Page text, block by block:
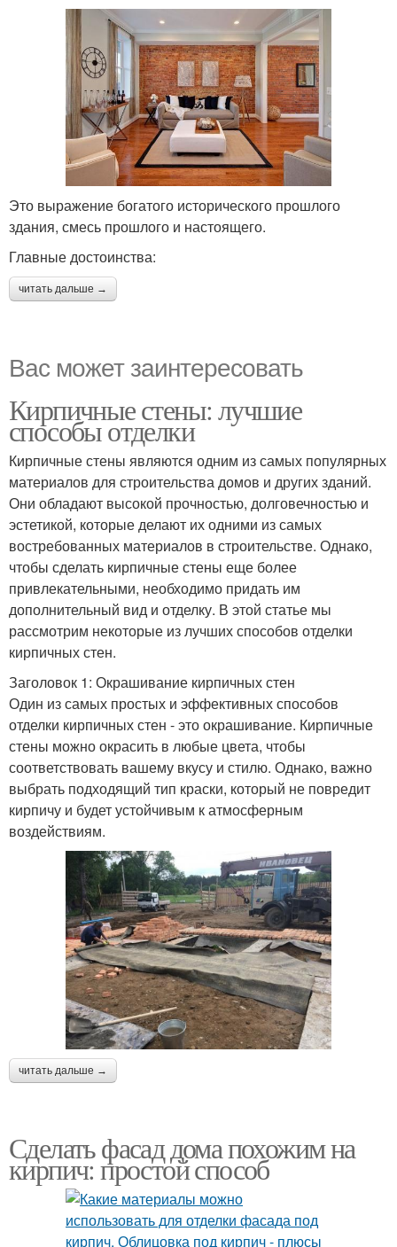
Это выражение богатого исторического прошлого
здания, смесь прошлого и настоящего.
Главные достоинства:
читать дальше →
Вас может заинтересовать
Кирпичные стены: лучшие
способы отделки
Кирпичные стены являются одним из самых популярных
материалов для строительства домов и других зданий.
Они обладают высокой прочностью, долговечностью и
эстетикой, которые делают их одними из самых
востребованных материалов в строительстве. Однако,
чтобы сделать кирпичные стены еще более
привлекательными, необходимо придать им
дополнительный вид и отделку. В этой статье мы
рассмотрим некоторые из лучших способов отделки
кирпичных стен.
Заголовок 1: Окрашивание кирпичных стен
Один из самых простых и эффективных способов
отделки кирпичных стен - это окрашивание. Кирпичные
стены можно окрасить в любые цвета, чтобы
соответствовать вашему вкусу и стилю. Однако, важно
выбрать подходящий тип краски, который не повредит
кирпичу и будет устойчивым к атмосферным
воздействиям.
читать дальше →
Сделать фасад дома похожим на
кирпич: простой способ